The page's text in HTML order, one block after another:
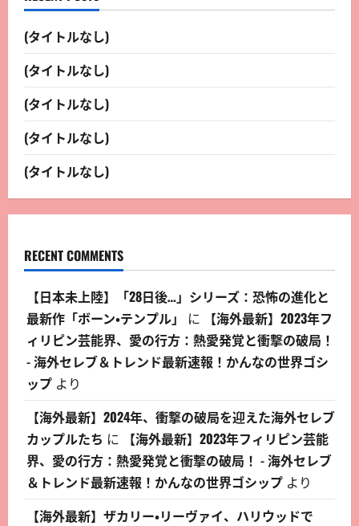
(タイトルなし)
(タイトルなし)
(タイトルなし)
(タイトルなし)
(タイトルなし)
RECENT COMMENTS
【日本未上陸】「28日後…」シリーズ：恐怖の進化と
最新作「ボーン・テンプル」
に
【海外最新】2023年フ
ィリピン芸能界、愛の行方：熱愛発覚と衝撃の破局！
- 海外セレブ＆トレンド最新速報！かんなの世界ゴシ
ップ より
【海外最新】2024年、衝撃の破局を迎えた海外セレブ
カップルたち に
【海外最新】2023年フィリピン芸能
界、愛の行方：熱愛発覚と衝撃の破局！ - 海外セレブ
＆トレンド最新速報！かんなの世界ゴシップ より
【海外最新】ザカリー・リーヴァイ、ハリウッドで